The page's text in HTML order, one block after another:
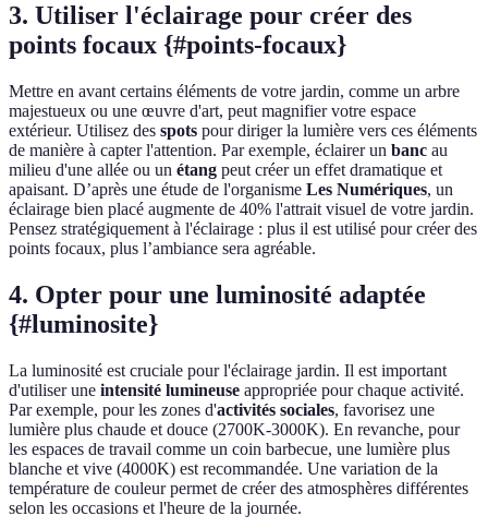
3. Utiliser l'éclairage pour créer des
points focaux {#points-focaux}
Mettre en avant certains éléments de votre jardin, comme un arbre
majestueux ou une œuvre d'art, peut magnifier votre espace
extérieur. Utilisez des spots pour diriger la lumière vers ces éléments
de manière à capter l'attention. Par exemple, éclairer un banc au
milieu d'une allée ou un étang peut créer un effet dramatique et
apaisant. D’après une étude de l'organisme Les Numériques, un
éclairage bien placé augmente de 40% l'attrait visuel de votre jardin.
Pensez stratégiquement à l'éclairage : plus il est utilisé pour créer des
points focaux, plus l’ambiance sera agréable.
4. Opter pour une luminosité adaptée
{#luminosite}
La luminosité est cruciale pour l'éclairage jardin. Il est important
d'utiliser une intensité lumineuse appropriée pour chaque activité.
Par exemple, pour les zones d'activités sociales, favorisez une
lumière plus chaude et douce (2700K-3000K). En revanche, pour
les espaces de travail comme un coin barbecue, une lumière plus
blanche et vive (4000K) est recommandée. Une variation de la
température de couleur permet de créer des atmosphères différentes
selon les occasions et l'heure de la journée.